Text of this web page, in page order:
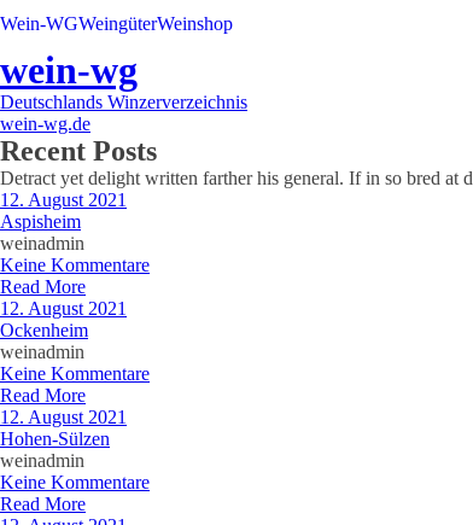
Wein-WGWeingüterWeinshop
wein-wg
Deutschlands Winzerverzeichnis
wein-wg.de
Recent Posts
Detract yet delight written farther his general. If in so bred at
12. August 2021
Aspisheim
weinadmin
Keine Kommentare
Read More
12. August 2021
Ockenheim
weinadmin
Keine Kommentare
Read More
12. August 2021
Hohen-Sülzen
weinadmin
Keine Kommentare
Read More